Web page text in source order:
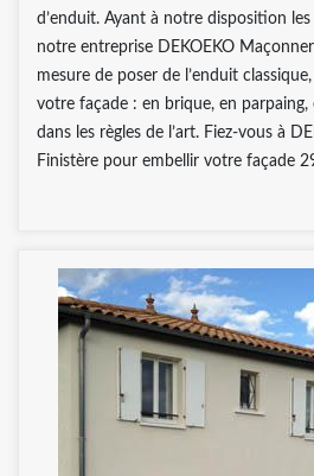
d’enduit. Ayant à notre disposition les
notre entreprise DEKOEKO
mesure de poser de l’enduit
votre façade : en brique, en
dans les règles de l’art. Fiez-vous à
Finistère pour embellir votre façade